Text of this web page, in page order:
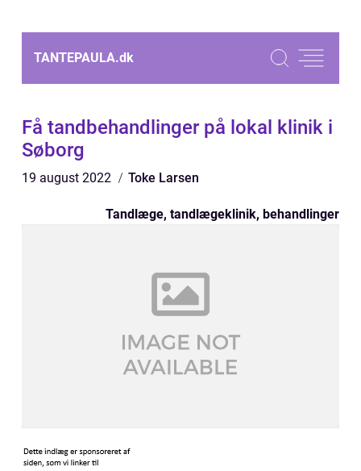
TANTEPAULA.dk
Få tandbehandlinger på lokal klinik i
Søborg
19 august 2022 Toke Larsen
Tandlæge, tandlægeklinik, behandlinger